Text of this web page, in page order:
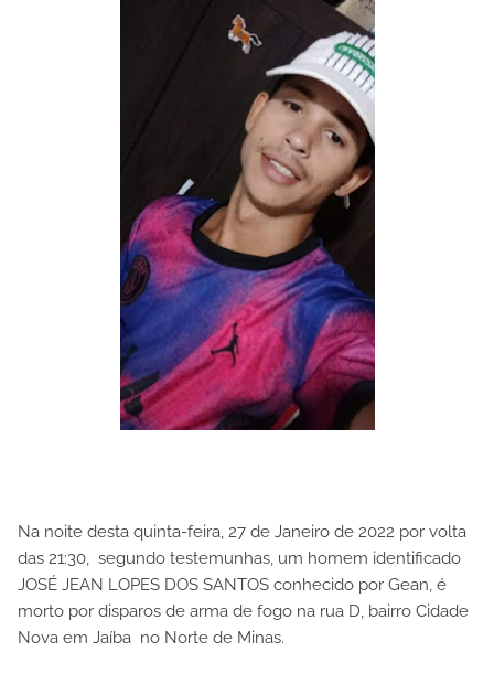
Na noite desta quinta-feira, 27 de Janeiro de 2022 por volta
das 21:30, segundo testemunhas, um homem identificado
JOSÉ JEAN LOPES DOS SANTOS conhecido por Gean, é
morto por disparos de arma de fogo na rua D, bairro Cidade
Nova em Jaíba no Norte de Minas.